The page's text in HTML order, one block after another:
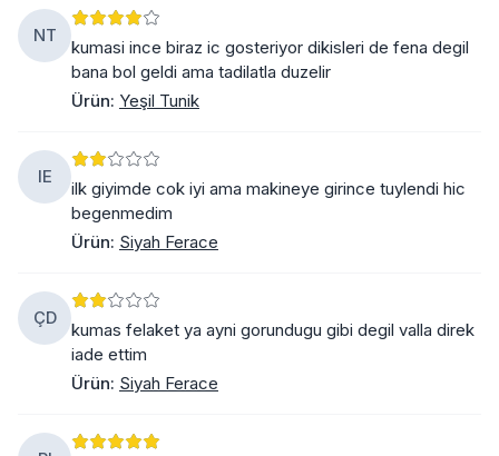
NT
kumasi ince biraz ic gosteriyor dikisleri de fena degil
bana bol geldi ama tadilatla duzelir
Ürün: Yeşil Tunik
IE
ilk giyimde cok iyi ama makineye girince tuylendi hic
begenmedim
Ürün: Siyah Ferace
ÇD
kumas felaket ya ayni gorundugu gibi degil valla direk
iade ettim
Ürün: Siyah Ferace